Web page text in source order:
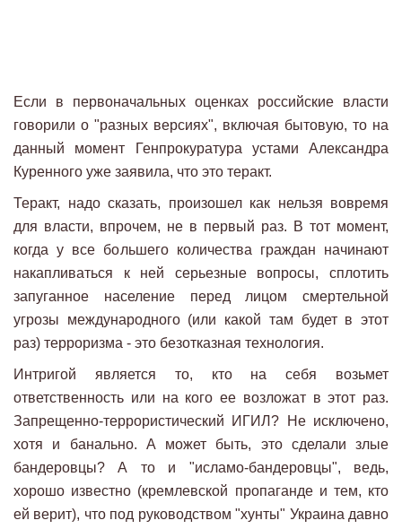
Если в первоначальных оценках российские власти
говорили о "разных версиях", включая бытовую, то на
данный момент Генпрокуратура устами Александра
Куренного уже заявила, что это теракт.
Теракт, надо сказать, произошел как нельзя вовремя
для власти, впрочем, не в первый раз. В тот момент,
когда у все большего количества граждан начинают
накапливаться к ней серьезные вопросы, сплотить
запуганное население перед лицом смертельной
угрозы международного (или какой там будет в этот
раз) терроризма - это безотказная технология.
Интригой является то, кто на себя возьмет
ответственность или на кого ее возложат в этот раз.
Запрещенно-террористический ИГИЛ? Не исключено,
хотя и банально. А может быть, это сделали злые
бандеровцы? А то и "исламо-бандеровцы", ведь,
хорошо известно (кремлевской пропаганде и тем, кто
ей верит), что под руководством "хунты" Украина давно